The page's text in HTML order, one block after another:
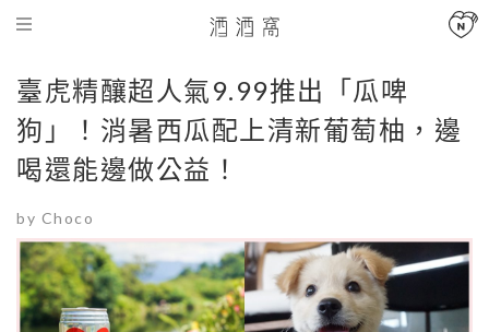
臺虎精釀超人氣9.99推出「瓜啤
狗」！消暑西瓜配上清新葡萄柚，邊
喝還能邊做公益！
by Choco